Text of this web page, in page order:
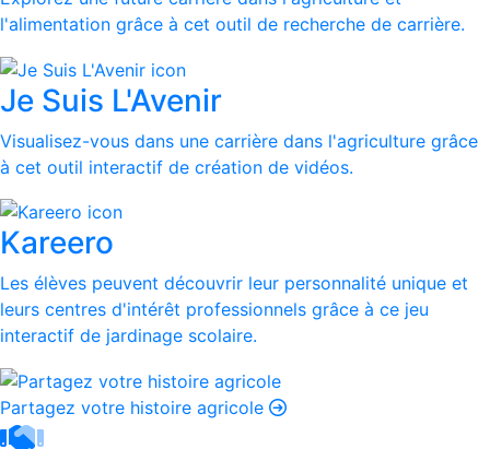
l'alimentation grâce à cet outil de recherche de carrière.
Je Suis L'Avenir
Visualisez-vous dans une carrière dans l'agriculture grâce
à cet outil interactif de création de vidéos.
Kareero
Les élèves peuvent découvrir leur personnalité unique et
leurs centres d'intérêt professionnels grâce à ce jeu
interactif de jardinage scolaire.
Partagez votre histoire agricole